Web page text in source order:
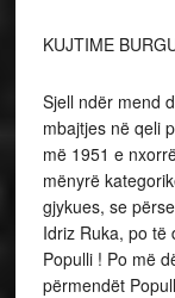
KUJTIME
Sjell ndër mend
mbajtjes në qeli
më 1951 e
mënyrë
gjykues, se
Idriz Ruka, po të
Populli ! Po më
përmendët